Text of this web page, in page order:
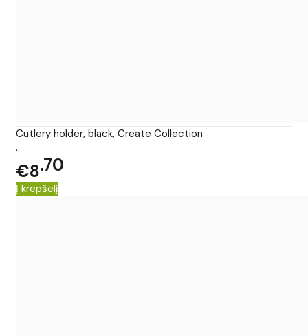
Cutlery holder, black, Create Collection
..
€8 70
Į krepšelį